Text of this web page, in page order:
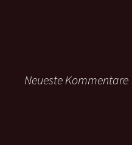
Neueste Kommentare